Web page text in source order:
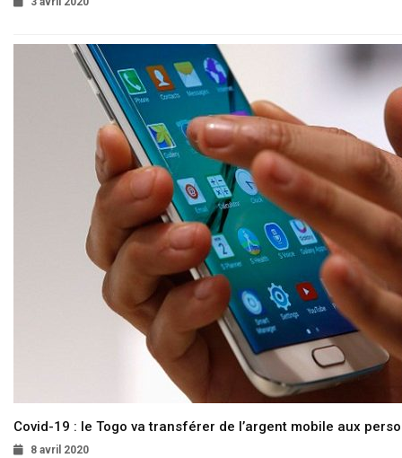
Covid-19 : le Togo va transférer de l’argent mobile aux
8 avril 2020